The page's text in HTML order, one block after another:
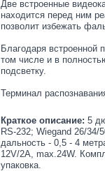
Две встроенные
находится перед ним
позволит избежать
Благодаря встроенной
том числе и в
подсветку.
Терминал
Краткое описание: 5
RS-232; Wiegand 26/34/
дальность - 0,5 - 4
12V/2A, max.24W.
упаковка.